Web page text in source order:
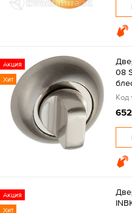
Акция
Хит
08
Код
Акция
Хит